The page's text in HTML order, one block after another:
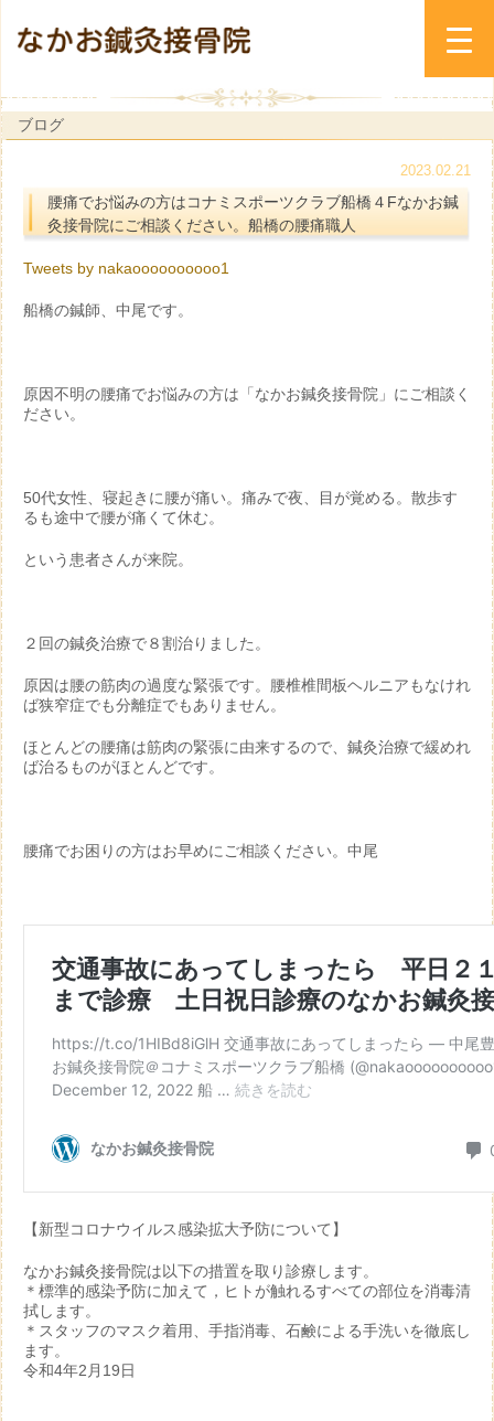
ブログ
2023.02.21
腰痛でお悩みの方はコナミスポーツクラブ船橋４Fなかお鍼
灸接骨院にご相談ください。船橋の腰痛職人
Tweets by nakaoooooooooo1
船橋の鍼師、中尾です。
原因不明の腰痛でお悩みの方は「なかお鍼灸接骨院」にご相談く
ださい。
50代女性、寝起きに腰が痛い。痛みで夜、目が覚める。散歩す
るも途中で腰が痛くて休む。
という患者さんが来院。
２回の鍼灸治療で８割治りました。
原因は腰の筋肉の過度な緊張です。腰椎椎間板ヘルニアもなけれ
ば狭窄症でも分離症でもありません。
ほとんどの腰痛は筋肉の緊張に由来するので、鍼灸治療で緩めれ
ば治るものがほとんどです。
腰痛でお困りの方はお早めにご相談ください。中尾
【新型コロナウイルス感染拡大予防について】
なかお鍼灸接骨院は以下の措置を取り診療します。
＊標準的感染予防に加えて，ヒトが触れるすべての部位を消毒清
拭します。
＊スタッフのマスク着用、手指消毒、石鹸による手洗いを徹底し
ます。
令和4年2月19日